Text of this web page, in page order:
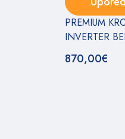
PREMIUM
INVERTER
870,00€